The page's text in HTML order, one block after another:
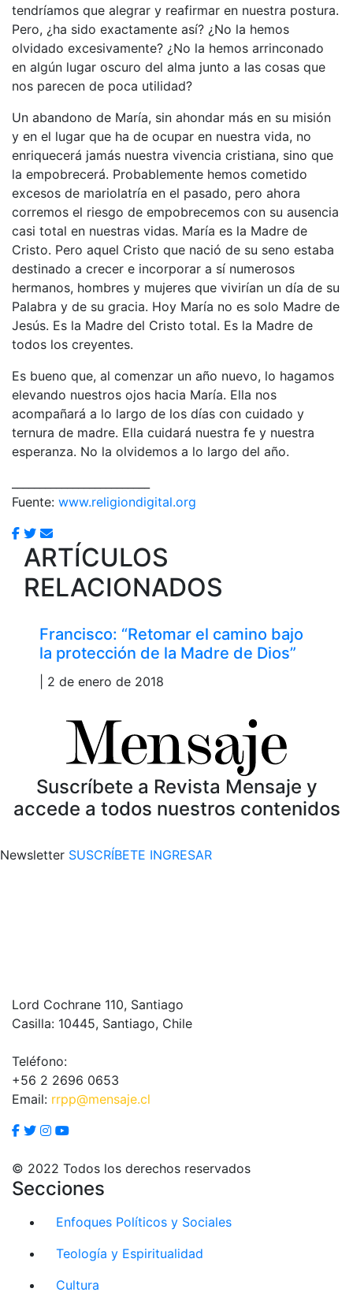
tendríamos que alegrar y reafirmar en nuestra postura.
Pero, ¿ha sido exactamente así? ¿No la hemos
olvidado excesivamente? ¿No la hemos arrinconado
en algún lugar oscuro del alma junto a las cosas que
nos parecen de poca utilidad?
Un abandono de María, sin ahondar más en su misión
y en el lugar que ha de ocupar en nuestra vida, no
enriquecerá jamás nuestra vivencia cristiana, sino que
la empobrecerá. Probablemente hemos cometido
excesos de mariolatría en el pasado, pero ahora
corremos el riesgo de empobrecemos con su ausencia
casi total en nuestras vidas. María es la Madre de
Cristo. Pero aquel Cristo que nació de su seno estaba
destinado a crecer e incorporar a sí numerosos
hermanos, hombres y mujeres que vivirían un día de su
Palabra y de su gracia. Hoy María no es solo Madre de
Jesús. Es la Madre del Cristo total. Es la Madre de
todos los creyentes.
Es bueno que, al comenzar un año nuevo, lo hagamos
elevando nuestros ojos hacia María. Ella nos
acompañará a lo largo de los días con cuidado y
ternura de madre. Ella cuidará nuestra fe y nuestra
esperanza. No la olvidemos a lo largo del año.
Fuente: www.religiondigital.org
ARTÍCULOS
RELACIONADOS
Francisco: “Retomar el camino bajo
la protección de la Madre de Dios”
| 2 de enero de 2018
Suscríbete a Revista Mensaje y
accede a todos nuestros contenidos
Newsletter SUSCRÍBETE INGRESAR
Lord Cochrane 110, Santiago
Casilla: 10445, Santiago, Chile
Teléfono:
+56 2 2696 0653
Email: rrpp@mensaje.cl
© 2022 Todos los derechos reservados
Secciones
Enfoques Políticos y Sociales
Teología y Espiritualidad
Cultura